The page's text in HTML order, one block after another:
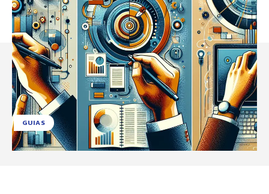
GUIAS